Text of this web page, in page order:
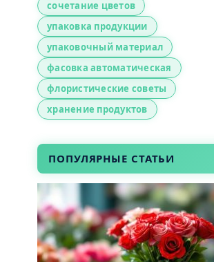
сочетание цветов
упаковка продукции
упаковочный материал
фасовка автоматическая
флористические советы
хранение продуктов
ПОПУЛЯРНЫЕ СТАТЬИ